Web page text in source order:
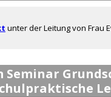
unter der Leitung von Frau
Seminar